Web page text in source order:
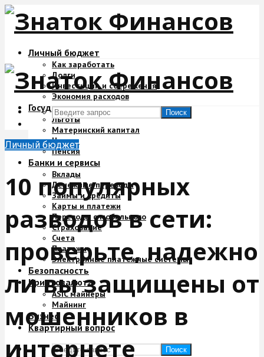
Личный бюджет
Как заработать
Долги
Инвестиции и сбережения
Экономия расходов
Государство и деньги
Льготы
Материнский капитал
Налоги
Пенсия
Банки и сервисы
Вклады
Денежные переводы
Займы и кредиты
Карты и платежи
Переводы с мобильного
Страхование
Счета
Платежи
Электронные платежные системы
Безопасность
Криптовалюта
ASIC майнеры
Майнинг
Бизнес
Квартирный вопрос
Поиск
Поиск
Личный бюджет
10 популярных
разводов в сети:
проверьте, надежно
ли вы защищены от
мошенников в
интернете